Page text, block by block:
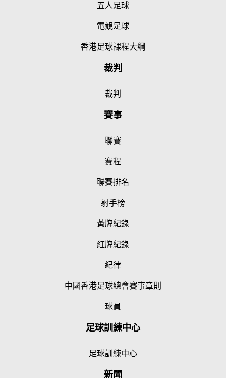
五人足球
電競足球
香港足球課程大綱
裁判
裁判
賽事
聯賽
賽程
聯賽排名
射手榜
黃牌紀錄
紅牌紀錄
紀律
中國香港足球總會賽事章則
球員
足球訓練中心
足球訓練中心
新聞